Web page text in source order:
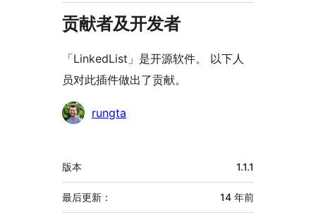
贡献者及开发者
「LinkedList」是开源软件。 以下人
员对此插件做出了贡献。
贡
rungta
额
外
信
版本 1.1.1
最后更新： 14 年前